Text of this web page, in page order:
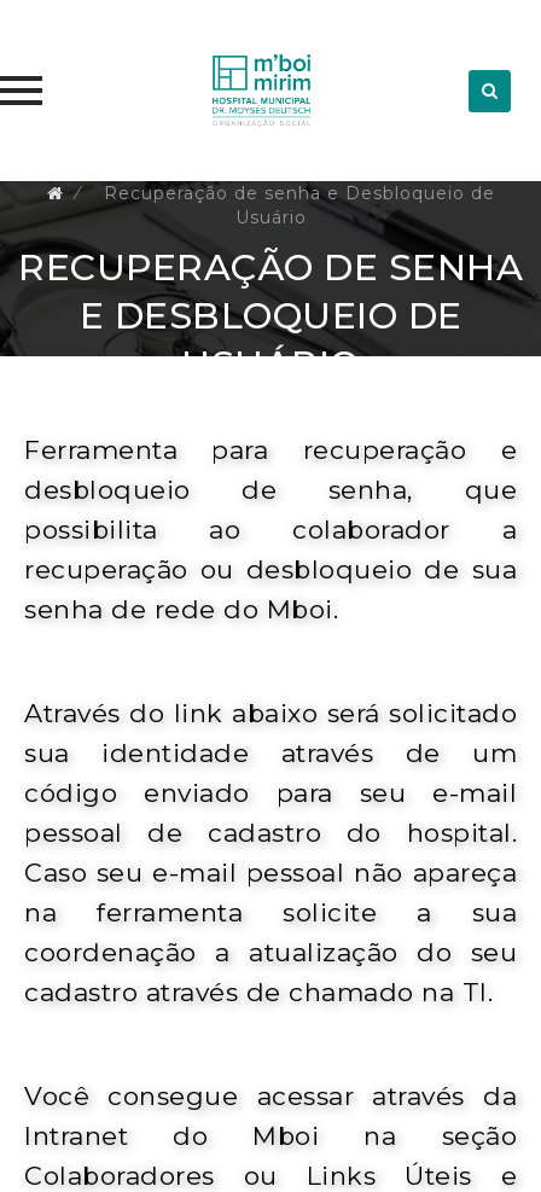
content
⁄
Recuperação de senha e Desbloqueio de
Usuário
RECUPERAÇÃO DE SENHA
E DESBLOQUEIO DE
USUÁRIO
Ferramenta para recuperação e
desbloqueio de senha, que
possibilita ao colaborador a
recuperação ou desbloqueio de sua
senha de rede do Mboi.
Através do link abaixo será solicitado
sua identidade através de um
código enviado para seu e-mail
pessoal de cadastro do hospital.
Caso seu e-mail pessoal não apareça
na ferramenta solicite a sua
coordenação a atualização do seu
cadastro através de chamado na TI.
Você consegue acessar através da
Intranet do Mboi na seção
Colaboradores ou Links Úteis e